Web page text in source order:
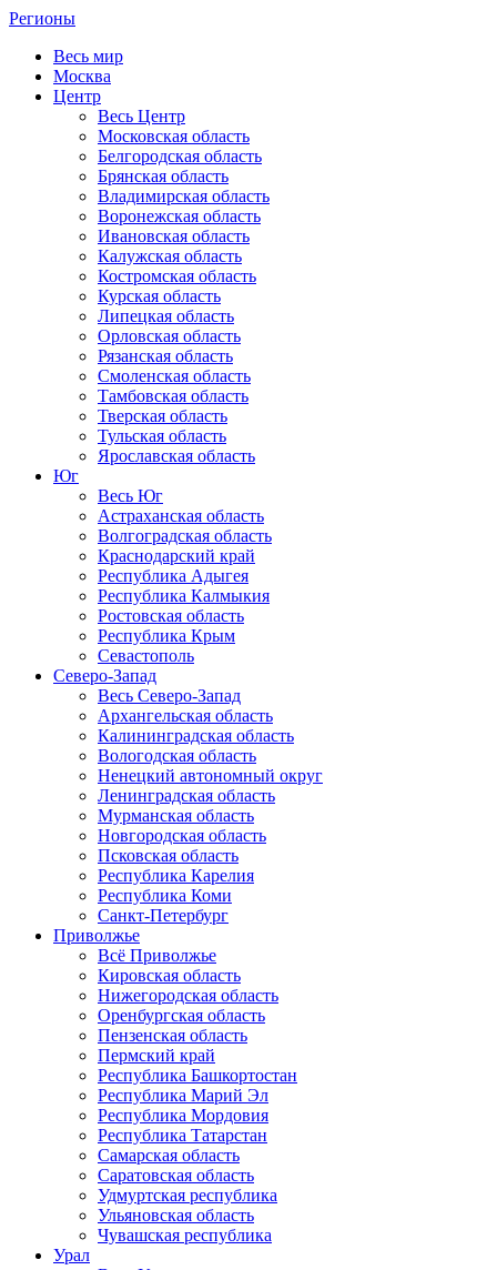
Регионы
Весь мир
Москва
Центр
Весь Центр
Московская область
Белгородская область
Брянская область
Владимирская область
Воронежская область
Ивановская область
Калужская область
Костромская область
Курская область
Липецкая область
Орловская область
Рязанская область
Смоленская область
Тамбовская область
Тверская область
Тульская область
Ярославская область
Юг
Весь Юг
Астраханская область
Волгоградская область
Краснодарский край
Республика Адыгея
Республика Калмыкия
Ростовская область
Республика Крым
Севастополь
Северо-Запад
Весь Северо-Запад
Архангельская область
Калининградская область
Вологодская область
Ненецкий автономный округ
Ленинградская область
Мурманская область
Новгородская область
Псковская область
Республика Карелия
Республика Коми
Санкт-Петербург
Приволжье
Всё Приволжье
Кировская область
Нижегородская область
Оренбургская область
Пензенская область
Пермский край
Республика Башкортостан
Республика Марий Эл
Республика Мордовия
Республика Татарстан
Самарская область
Саратовская область
Удмуртская республика
Ульяновская область
Чувашская республика
Урал